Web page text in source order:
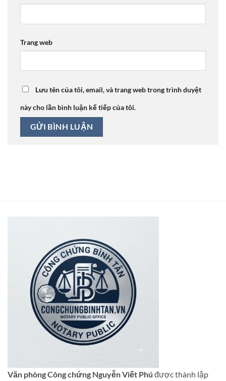
Trang web
Lưu tên của tôi, email, và trang web trong trình duyệt
này cho lần bình luận kế tiếp của tôi.
Văn phòng Công chứng Nguyễn Viết Phú được thành lập